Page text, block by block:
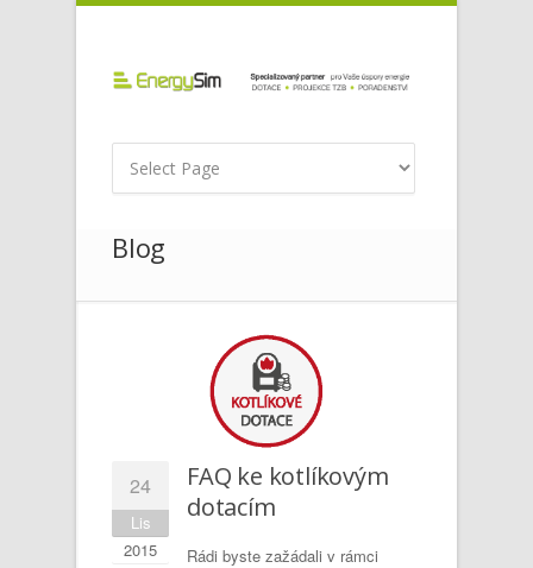
Blog
24
Lis
2015
FAQ ke kotlíkovým
dotacím
Rádi byste zažádali v rámci